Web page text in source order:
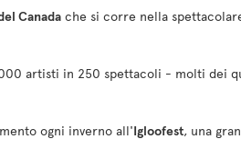
Canada che si corre nella
artisti in 250 spettacoli - molti dei
ogni inverno all'Igloofest, una